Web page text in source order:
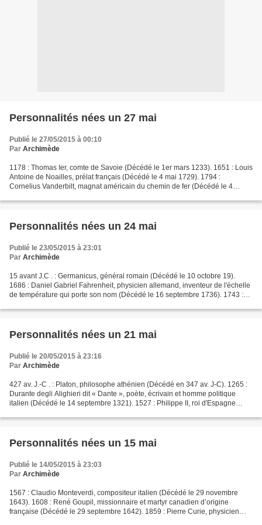
Personnalités nées un 27 mai
Publié le 27/05/2015 à 00:10
Par Archimède
1178 : Thomas Ier, comte de Savoie (Décédé le 1er mars 1233). 1651 : Louis
Antoine de Noailles, prélat français (Décédé le 4 mai 1729). 1794 :
Cornelius Vanderbilt, magnat américain du chemin de fer (Décédé le 4
Personnalités nées un 24 mai
Publié le 23/05/2015 à 23:01
Par Archimède
15 avant J.C . : Germanicus, général romain (Décédé le 10 octobre 19).
1686 : Daniel Gabriel Fahrenheit, physicien allemand, inventeur de l'échelle
de température qui porte son nom (Décédé le 16 septembre 1736). 1743 :
Personnalités nées un 21 mai
Publié le 20/05/2015 à 23:16
Par Archimède
427 av. J.-C . : Platon, philosophe athénien (Décédé en 347 av. J-C). 1265 :
Durante degli Alighieri dit « Dante », poète, écrivain et homme politique
italien (Décédé le 14 septembre 1321). 1527 : Philippe II, roi d'Espagne
Personnalités nées un 15 mai
Publié le 14/05/2015 à 23:03
Par Archimède
1567 : Claudio Monteverdi, compositeur italien (Décédé le 29 novembre
1643). 1608 : René Goupil, missionnaire et martyr canadien d’origine
française (Décédé le 29 septembre 1642). 1859 : Pierre Curie, physicien